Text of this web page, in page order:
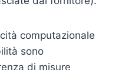
computazionale
sono
di misure